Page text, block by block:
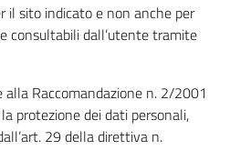
il sito indicato e non anche per
consultabili dall’utente tramite
alla Raccomandazione n. 2/2001
protezione dei dati personali,
29 della direttiva n.